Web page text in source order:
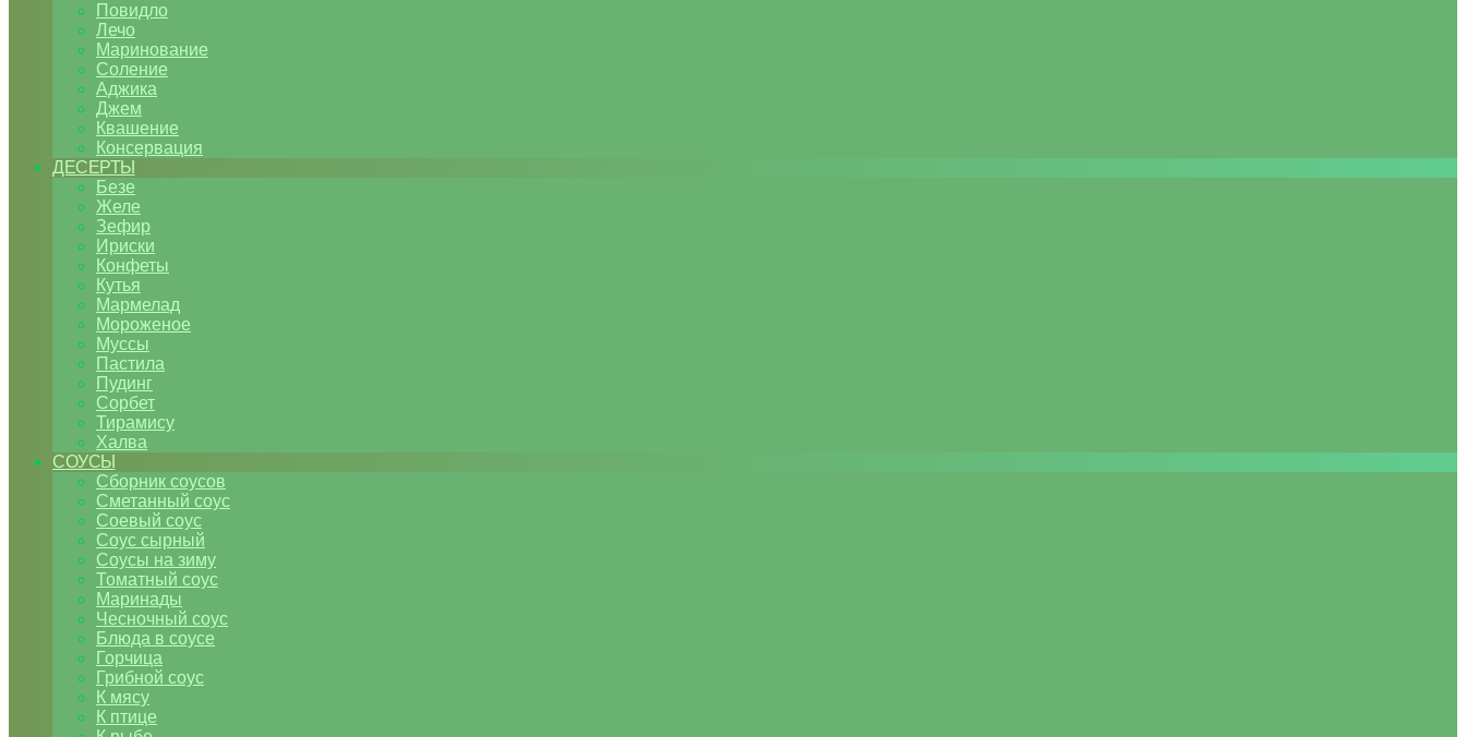
Повидло
Лечо
Маринование
Соление
Аджика
Джем
Квашение
Консервация
ДЕСЕРТЫ
Безе
Желе
Зефир
Ириски
Конфеты
Кутья
Мармелад
Мороженое
Муссы
Пастила
Пудинг
Сорбет
Тирамису
Халва
СОУСЫ
Сборник соусов
Сметанный соус
Соевый соус
Соус сырный
Соусы на зиму
Томатный соус
Маринады
Чесночный соус
Блюда в соусе
Горчица
Грибной соус
К мясу
К птице